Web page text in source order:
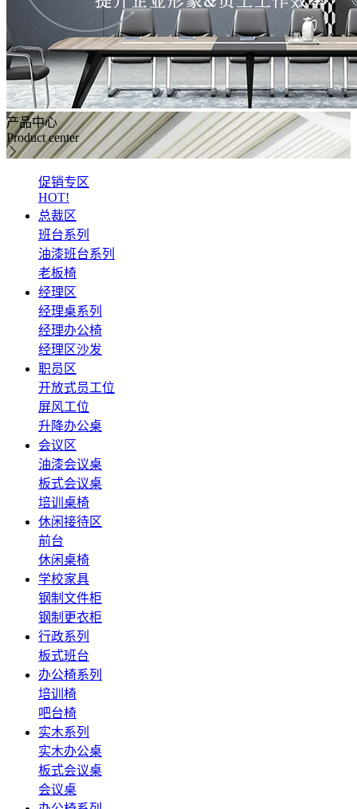
产品中心
Product center
促销专区
HOT!
总裁区
班台系列
油漆班台系列
老板椅
经理区
经理桌系列
经理办公椅
经理区沙发
职员区
开放式员工位
屏风工位
升降办公桌
会议区
油漆会议桌
板式会议桌
培训桌椅
休闲接待区
前台
休闲桌椅
学校家具
钢制文件柜
钢制更衣柜
行政系列
板式班台
办公椅系列
培训椅
吧台椅
实木系列
实木办公桌
板式会议桌
会议桌